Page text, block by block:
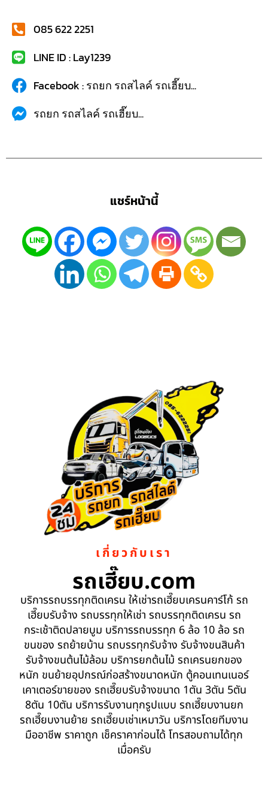
085 622 2251
LINE ID : Lay1239
Facebook : รถยก รถสไลค์ รถเฮี๊ยบ...
รถยก รถสไลค์ รถเฮี๊ยบ...
แชร์หน้านี้
เกี่ยวกับเรา
รถเฮี๊ยบ.com
บริการรถบรรทุกติดเครน ให้เช่ารถเฮี๊ยบเครนคาร์โก้ รถ
เฮี๊ยบรับจ้าง รถบรรทุกให้เช่า รถบรรทุกติดเครน รถ
กระเช้าติดปลายบูม บริการรถบรรทุก 6 ล้อ 10 ล้อ รถ
ขนของ รถย้ายบ้าน รถบรรทุกรับจ้าง รับจ้างขนสินค้า
รับจ้างขนต้นไม้ล้อม บริการยกต้นไม้ รถเครนยกของ
หนัก ขนย้ายอุปกรณ์ก่อสร้างขนาดหนัก ตู้คอนเทนเนอร์
เคาเตอร์ขายของ รถเฮี๊ยบรับจ้างขนาด 1ตัน 3ตัน 5ตัน
8ตัน 10ตัน บริการรับงานทุกรูปแบบ รถเฮี๊ยบงานยก
รถเฮี๊ยบงานย้าย รถเฮี๊ยบเช่าเหมาวัน บริการโดยทีมงาน
มืออาชีพ ราคาถูก เช็คราคาก่อนได้ โทรสอบถามได้ทุก
เมื่อครับ